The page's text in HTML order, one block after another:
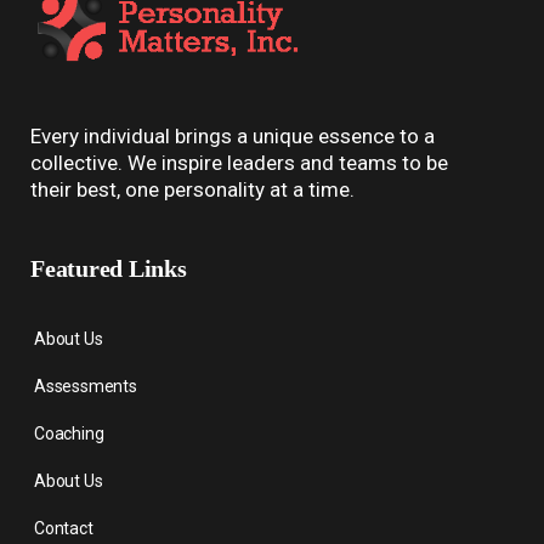
Every individual brings a unique essence to a
collective. We inspire leaders and teams to be
their best, one personality at a time.
Featured Links
About Us
Assessments
Coaching
About Us
Contact